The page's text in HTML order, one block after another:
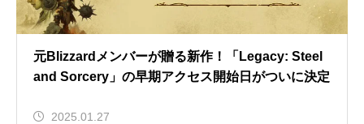
元Blizzardメンバーが贈る新作！「Legacy: Steel
and Sorcery」の早期アクセス開始日がついに決定
2025.01.27